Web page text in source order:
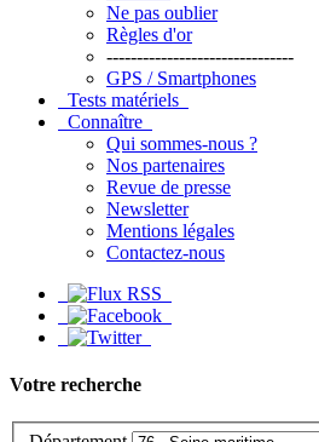
Ne pas oublier
Règles d'or
-------------------------------
GPS / Smartphones
Tests matériels
Connaître
Qui sommes-nous ?
Nos partenaires
Revue de presse
Newsletter
Mentions légales
Contactez-nous
Votre recherche